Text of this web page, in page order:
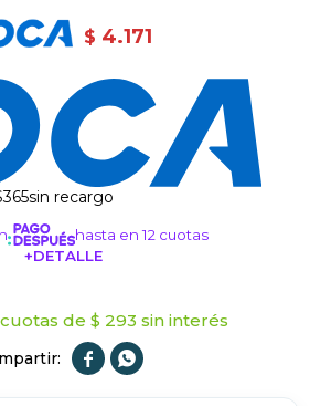
$ 4.171
sin recargo
hasta en 12 cuotas
+DETALLE
de $ 293 sin interés
 